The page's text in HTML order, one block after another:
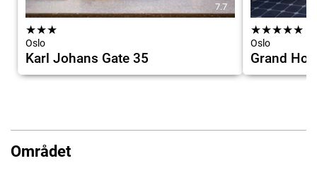
7.7
★★★
Oslo
Karl Johans Gate 35
★★★★★
Oslo
Grand
Området